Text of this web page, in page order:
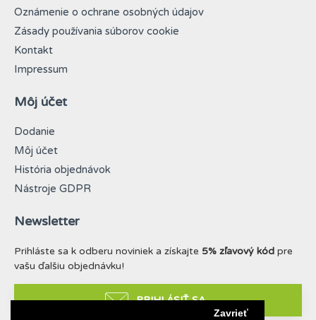
Zavrieť
Oznámenie o ochrane osobných údajov
Zásady používania súborov cookie
Kontakt
Impressum
Môj účet
Dodanie
Môj účet
História objednávok
Nástroje GDPR
Newsletter
Prihláste sa k odberu noviniek a získajte 5% zľavový kód pre
vašu ďalšiu objednávku!
PRIHLÁSIŤ SA